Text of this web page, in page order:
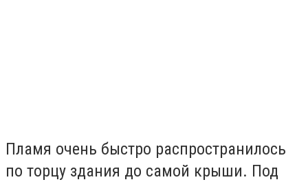
Пламя очень быстро распространилось
по торцу здания до самой крыши. Под